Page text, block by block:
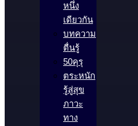
หนึ่ง
เดียวกัน
บทความ
ตื่นรู้
50คุรุ
ตระหนัก
รู้สู่สุข
ภาวะ
ทาง